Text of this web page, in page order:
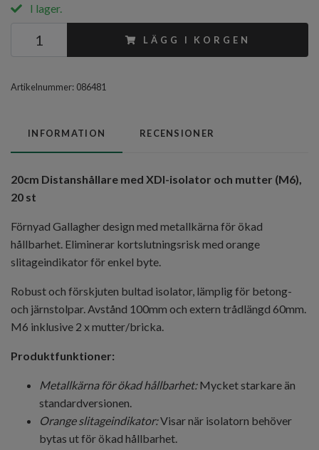
I lager.
LÄGG I KORGEN
Artikelnummer: 086481
INFORMATION RECENSIONER
20cm Distanshållare med XDI-isolator och mutter (M6),
20 st
Förnyad Gallagher design med metallkärna för ökad
hållbarhet. Eliminerar kortslutningsrisk med orange
slitageindikator för enkel byte.
Robust och förskjuten bultad isolator, lämplig för betong-
och järnstolpar. Avstånd 100mm och extern trådlängd 60mm.
M6 inklusive 2 x mutter/bricka.
Produktfunktioner:
Metallkärna för ökad hållbarhet:Mycket starkare än
standardversionen.
Orange slitageindikator:Visar när isolatorn behöver
bytas ut för ökad hållbarhet.